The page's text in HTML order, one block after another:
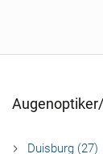
Duisburg (27)